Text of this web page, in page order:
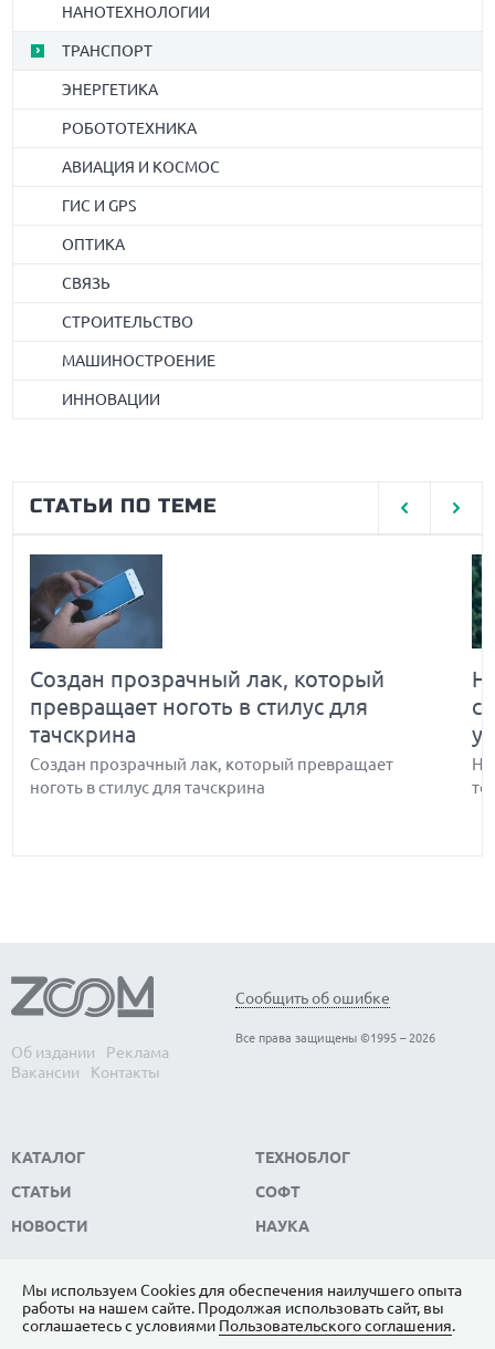
НАНОТЕХНОЛОГИИ
ТРАНСПОРТ
ЭНЕРГЕТИКА
РОБОТОТЕХНИКА
АВИАЦИЯ И КОСМОС
ГИС И GPS
ОПТИКА
СВЯЗЬ
СТРОИТЕЛЬСТВО
МАШИНОСТРОЕНИЕ
ИННОВАЦИИ
СТАТЬИ ПО ТЕМЕ
Создан прозрачный лак, который
превращает ноготь в стилус для
тачскрина
Создан прозрачный лак, который превращает
ноготь в стилус для тачскрина
Ученые предупреждают — Wi-Fi легко
превратится в невидимую систему
массового наблюдения даже при
отсутствии гаджетов
при отсутствии гаджетов
Об издании
Реклама
Вакансии
Контакты
Сообщить об ошибке
Все права защищены ©1995 – 2026
КАТАЛОГ
СТАТЬИ
НОВОСТИ
ТЕХНОБЛОГ
СОФТ
НАУКА
ПОДПИШИТЕСЬ НА НАС
Мы используем Сookies для обеспечения наилучшего опыта
работы на нашем сайте. Продолжая использовать сайт, вы
соглашаетесь с условиями Пользовательского соглашения.